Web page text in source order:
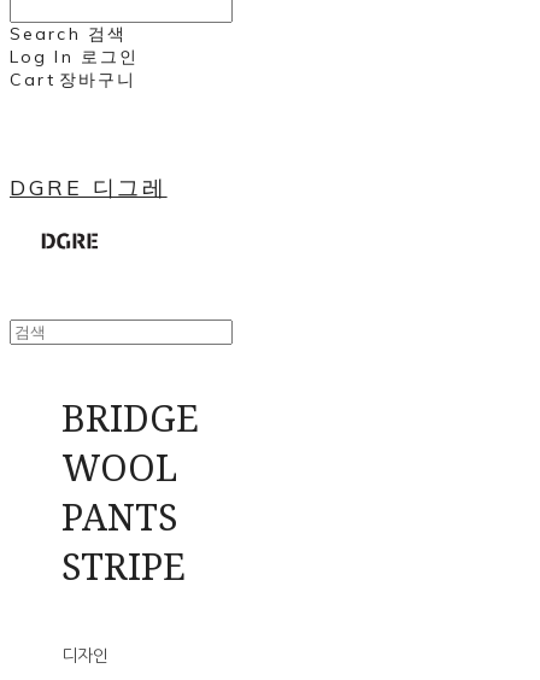
Search 검색
Log In
로그인
Cart 장바구니
DGRE 디그레
BRIDGE
WOOL
PANTS
STRIPE
디자인